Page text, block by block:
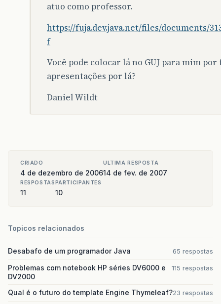
atuo como professor.
https://fuja.dev.java.net/files/documents/
f
Você pode colocar lá no GUJ para mim
apresentações por lá?
Daniel Wildt
CRIADO
4 de dezembro de 2006
ULTIMA RESPOSTA
14 de fev. de 2007
RESPOSTAS
11
PARTICIPANTES
10
Topicos relacionados
Desabafo de um programador Java 65 respostas
Problemas com notebook HP séries DV6000 e
DV2000
115 respostas
Qual é o futuro do template Engine Thymeleaf?23 respostas